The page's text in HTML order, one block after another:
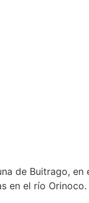
de Buitrago, en
en el río Orinoco.